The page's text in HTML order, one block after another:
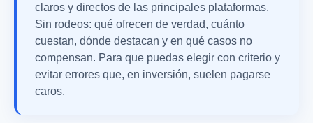
claros y directos de las principales plataformas.
Sin rodeos: qué ofrecen de verdad, cuánto
cuestan, dónde destacan y en qué casos no
compensan. Para que puedas elegir con criterio y
evitar errores que, en inversión, suelen pagarse
caros.